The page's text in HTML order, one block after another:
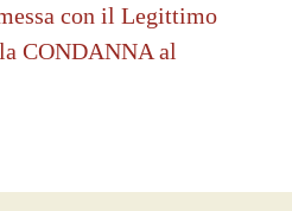
con il Legittimo
CONDANNA al